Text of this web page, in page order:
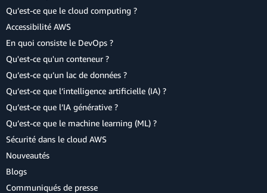
Qu’est-ce que le cloud computing ?
Accessibilité AWS
En quoi consiste le DevOps ?
Qu'est-ce qu'un conteneur ?
Qu’est-ce qu’un lac de données ?
Qu’est-ce que l’intelligence artificielle (IA) ?
Qu’est-ce que l’IA générative ?
Qu’est-ce que le machine learning (ML) ?
Sécurité dans le cloud AWS
Nouveautés
Blogs
Communiqués de presse